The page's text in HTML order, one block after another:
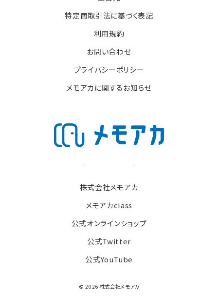
特定商取引法に基づく表記
利用規約
お問い合わせ
プライバシーポリシー
メモアカに関するお知らせ
株式会社メモアカ
メモアカclass
公式オンラインショップ
公式Twitter
公式YouTube
©2026 株式会社メモアカ